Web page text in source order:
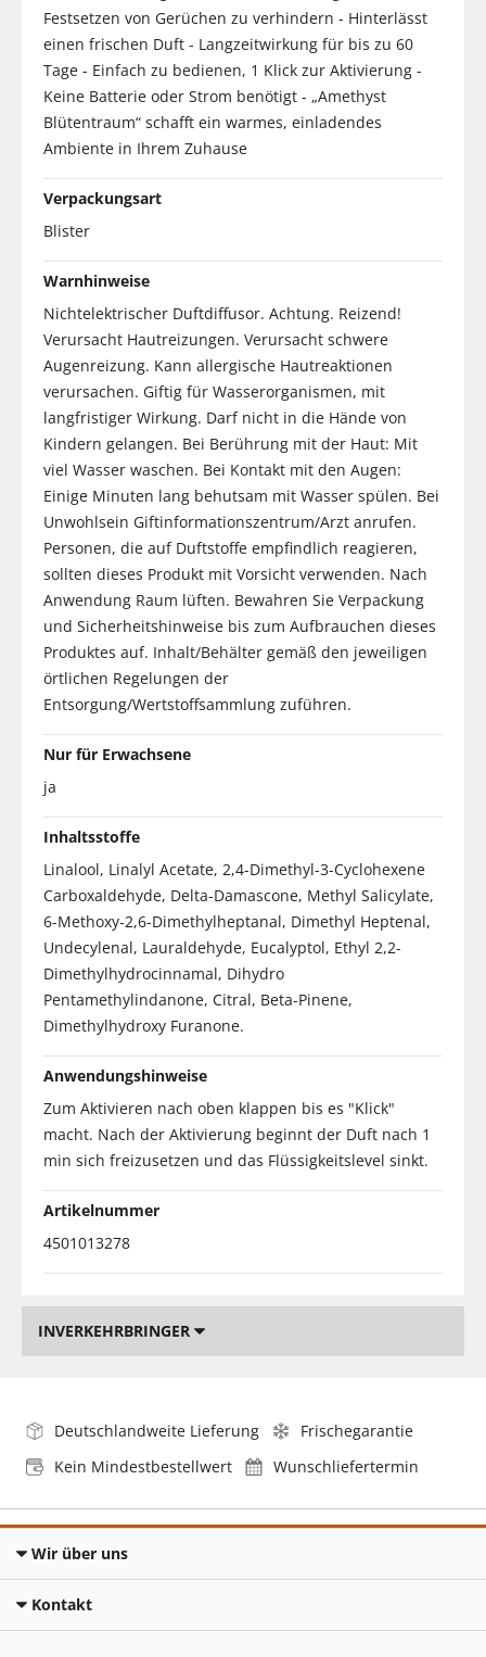
Festsetzen von Gerüchen zu verhindern - Hinterlässt
einen frischen Duft - Langzeitwirkung für bis zu 60
Tage - Einfach zu bedienen, 1 Klick zur Aktivierung -
Keine Batterie oder Strom benötigt - „Amethyst
Blütentraum“ schafft ein warmes, einladendes
Ambiente in Ihrem Zuhause
Verpackungsart
Blister
Warnhinweise
Nichtelektrischer Duftdiffusor. Achtung. Reizend!
Verursacht Hautreizungen. Verursacht schwere
Augenreizung. Kann allergische Hautreaktionen
verursachen. Giftig für Wasserorganismen, mit
langfristiger Wirkung. Darf nicht in die Hände von
Kindern gelangen. Bei Berührung mit der Haut: Mit
viel Wasser waschen. Bei Kontakt mit den Augen:
Einige Minuten lang behutsam mit Wasser spülen. Bei
Unwohlsein Giftinformationszentrum/Arzt anrufen.
Personen, die auf Duftstoffe empfindlich reagieren,
sollten dieses Produkt mit Vorsicht verwenden. Nach
Anwendung Raum lüften. Bewahren Sie Verpackung
und Sicherheitshinweise bis zum Aufbrauchen dieses
Produktes auf. Inhalt/Behälter gemäß den jeweiligen
örtlichen Regelungen der
Entsorgung/Wertstoffsammlung zuführen.
Nur für Erwachsene
ja
Inhaltsstoffe
Linalool, Linalyl Acetate, 2,4-Dimethyl-3-Cyclohexene
Carboxaldehyde, Delta-Damascone, Methyl Salicylate,
6-Methoxy-2,6-Dimethylheptanal, Dimethyl Heptenal,
Undecylenal, Lauraldehyde, Eucalyptol, Ethyl 2,2-
Dimethylhydrocinnamal, Dihydro
Pentamethylindanone, Citral, Beta-Pinene,
Dimethylhydroxy Furanone.
Anwendungshinweise
Zum Aktivieren nach oben klappen bis es "Klick"
macht. Nach der Aktivierung beginnt der Duft nach 1
min sich freizusetzen und das Flüssigkeitslevel sinkt.
Artikelnummer
4501013278
INVERKEHRBRINGER
Deutschlandweite Lieferung
Frischegarantie
Kein Mindestbestellwert
Wunschliefertermin
Wir über uns
Kontakt